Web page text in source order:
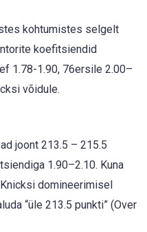
kohtumistes selgelt
koefitsiendid
1.78-1.90, 76ersile 2.00–
võidule.
joont 213.5 – 215.5
1.90–2.10. Kuna
domineerimisel
“üle 213.5 punkti” (Over